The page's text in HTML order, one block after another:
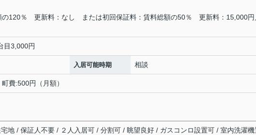
の120％ 更新料：なし または初回保証料：賃料総額の50％ 更新料：15,000円
目3,000円
入居可能時期 相談
費:500円（月額）
地 / 保証人不要 / ２人入居可 / 分割可 / 眺望良好 / ガスコンロ設置可 / 室内洗濯機